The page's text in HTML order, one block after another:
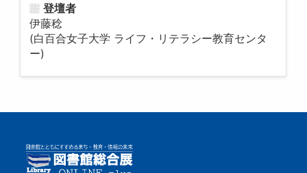
登壇者
伊藤稔
(白百合女子大学 ライフ・リテラシー教育センタ
ー)